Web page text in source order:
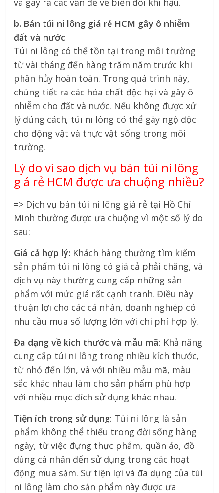
b. Bán túi ni lông giá rẻ HCM gây ô nhiễm
đất và nước
Túi ni lông có thể tồn tại trong môi trường
từ vài tháng đến hàng trăm năm trước khi
phân hủy hoàn toàn. Trong quá trình này,
chúng tiết ra các hóa chất độc hại và gây ô
nhiễm cho đất và nước. Nếu không được xử
lý đúng cách, túi ni lông có thể gây ngộ độc
cho động vật và thực vật sống trong môi
trường.
Lý do vì sao dịch vụ bán túi ni lông
giá rẻ HCM được ưa chuộng nhiều?
=> Dịch vụ bán túi ni lông giá rẻ tại Hồ Chí
Minh thường được ưa chuộng vì một số lý do
sau:
Giá cả hợp lý: Khách hàng thường tìm kiếm
sản phẩm túi ni lông có giá cả phải chăng, và
dịch vụ này thường cung cấp những sản
phẩm với mức giá rất cạnh tranh. Điều này
thuận lợi cho các cá nhân, doanh nghiệp có
nhu cầu mua số lượng lớn với chi phí hợp lý.
Đa dạng về kích thước và mẫu mã: Khả năng
cung cấp túi ni lông trong nhiều kích thước,
từ nhỏ đến lớn, và với nhiều mẫu mã, màu
sắc khác nhau làm cho sản phẩm phù hợp
với nhiều mục đích sử dụng khác nhau.
Tiện ích trong sử dụng: Túi ni lông là sản
phẩm không thể thiếu trong đời sống hàng
ngày, từ việc đựng thực phẩm, quần áo, đồ
dùng cá nhân đến sử dụng trong các hoạt
động mua sắm. Sự tiện lợi và đa dụng của túi
ni lông làm cho sản phẩm này được ưa